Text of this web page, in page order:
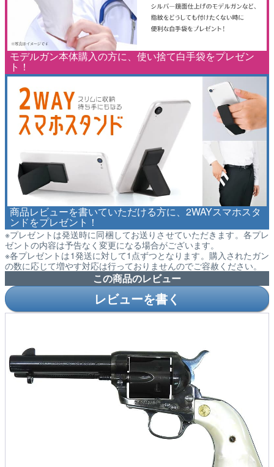
モデルガン本体購入の方に、使い捨て白手袋をプレゼン
ト！
商品レビューを書いていただける方に、2WAYスマホスタ
ンドをプレゼント！
※プレゼントは発送時に同梱してお送りさせていただきます。各プレ
ゼントの内容は予告なく変更になる場合がございます。
※各プレゼントは1発送に対して1点ずつとなります。購入されたガン
の数に応じて増やす対応は行っておりませんのでご容赦ください。
この商品のレビュー
レビューを書く